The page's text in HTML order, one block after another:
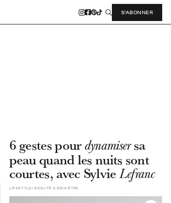
S'ABONNER
6 gestes pour dynamisersa
peau quand les nuits sont
courtes, avec Sylvie Lefranc
BEAUTÉ & BIEN-ÊTRE
LIFESTYLE